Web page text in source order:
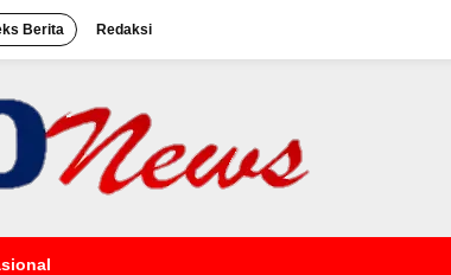
Berita Redaksi